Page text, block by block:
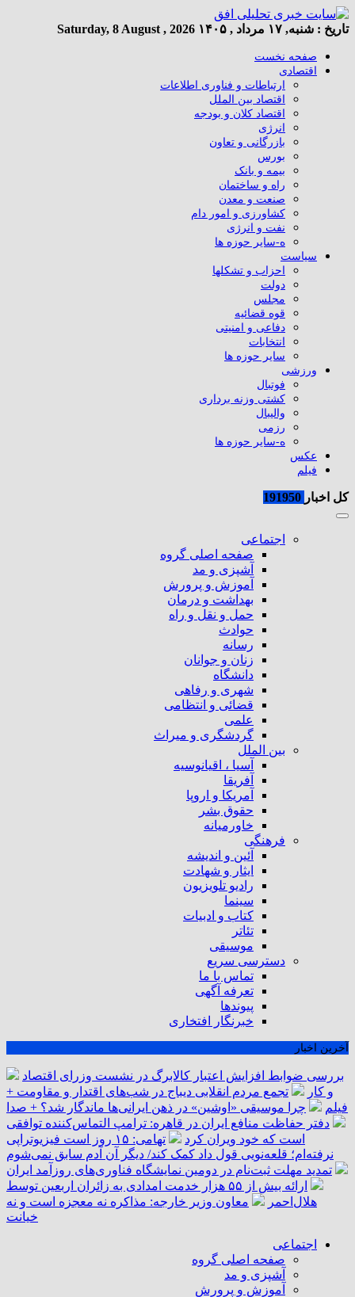
تاریخ : شنبه, ۱۷ مرداد , ۱۴۰۵ Saturday, 8 August , 2026
صفحه نخست
اقتصادی
ارتباطات و فناوری اطلاعات
اقتصاد بین الملل
اقتصاد کلان و بودجه
انرژی
بازرگانی و تعاون
بورس
بیمه و بانک
راه و ساختمان
صنعت و معدن
کشاورزی و امور دام
نفت و انرژی
ه-سایر حوزه ها
سیاست
احزاب و تشکلها
دولت
مجلس
قوه قضائیه
دفاعی و امنیتی
انتخابات
سایر حوزه ها
ورزشی
فوتبال
کشتی وزنه برداری
والیبال
رزمی
ه-سایر حوزه ها
عکس
فیلم
کل اخبار
اجتماعی
صفحه اصلی گروه
آشپزی و مد
آموزش و پرورش
بهداشت و درمان
حمل و نقل و راه
حوادث
رسانه
زنان و جوانان
دانشگاه
شهری و رفاهی
قضائی و انتظامی
علمی
گردشگری و میراث
بین الملل
آسیا ، اقیانوسیه
آفریقا
آمریکا و اروپا
حقوق بشر
خاورمیانه
فرهنگی
آئین و اندیشه
ایثار و شهادت
رادیو تلویزیون
سینما
کتاب و ادبیات
تئاتر
موسیقی
دسترسی سریع
تماس با ما
تعرفه آگهی
پیوندها
خبرنگار افتخاری
آخرین اخبار
بررسی ضوابط افزایش اعتبار کالابرگ در نشست وزرای اقتصاد
و کار
تجمع مردم انقلابی دیباج در شب‌های اقتدار و مقاومت +
فیلم
چرا موسیقی «اوشین» در ذهن ایرانی‌ها ماندگار شد؟ + صدا
دفتر حفاظت منافع ایران در قاهره: ترامپ التماس‌کننده توافقی
است که خود ویران کرد
تهامی: ۱۵ روز است فیزیوتراپی
نرفته‌ام؛ قلعه‌نویی قول داد کمک کند/ دیگر آن آدم سابق نمی‌شوم
تمدید مهلت ثبت‌نام در دومین نمایشگاه فناوری‌های روزآمد ایران
ارائه بیش از ۵۵ هزار خدمت امدادی به زائران اربعین توسط
هلال‌احمر
معاون وزیر خارجه: مذاکره نه معجزه است و نه
خیانت
اجتماعی
صفحه اصلی گروه
آشپزی و مد
آموزش و پرورش